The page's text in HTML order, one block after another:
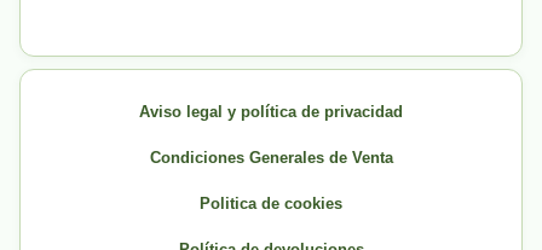
Aviso legal y política de privacidad
Condiciones Generales de Venta
Politica de cookies